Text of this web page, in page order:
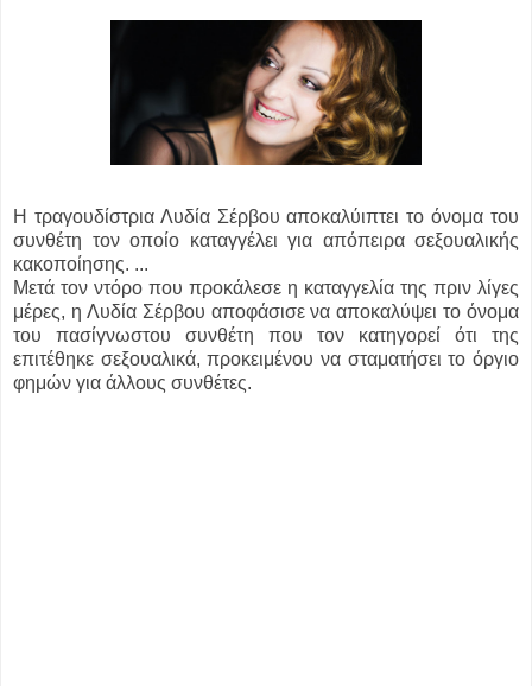
Η τραγουδίστρια Λυδία Σέρβου αποκαλύιπτει το όνομα του
συνθέτη τον οποίο καταγγέλει για απόπειρα σεξουαλικής
κακοποίησης. ...
Μετά τον ντόρο που προκάλεσε η καταγγελία της πριν λίγες
μέρες, η Λυδία Σέρβου αποφάσισε να αποκαλύψει το όνομα
του πασίγνωστου συνθέτη που τον κατηγορεί ότι της
επιτέθηκε σεξουαλικά, προκειμένου να σταματήσει το όργιο
φημών για άλλους συνθέτες.